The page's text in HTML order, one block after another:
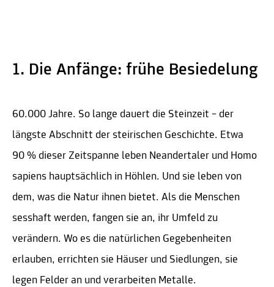
1. Die Anfänge: frühe Besiedelung
60.000 Jahre. So lange dauert die Steinzeit – der
längste Abschnitt der steirischen Geschichte. Etwa
90 % dieser Zeitspanne leben Neandertaler und Homo
sapiens hauptsächlich in Höhlen. Und sie leben von
dem, was die Natur ihnen bietet. Als die Menschen
sesshaft werden, fangen sie an, ihr Umfeld zu
verändern. Wo es die natürlichen Gegebenheiten
erlauben, errichten sie Häuser und Siedlungen, sie
legen Felder an und verarbeiten Metalle.